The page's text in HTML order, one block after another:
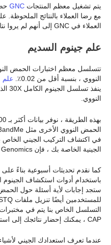
يتم تشغيل معظم المنتجات
العملاء في GNC إلى أنهم لم يروا نتائج.
علم جينوم السديم
تتسلسل معظم اختبارات الحمض
النووي ، بنسبة أقل من 0.02٪.
علم
النووي.
في اكتشاف التركيب الجيني الخاص
الجينية الخاصة بك ، فإن Nebula Genomics مناسب لك.
كما نقدم تحديثات أسبوعية بناءً على
باستخدام أدوات استكشاف الجينوم
ستجد إجابات لأية أسئلة حول
CAP ، يمكنك إحضار نتائجك إلى استشارة طبيب.
عندما تعرف استعدادك الجيني